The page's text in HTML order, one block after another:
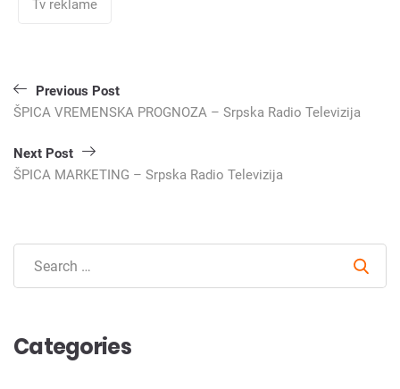
Tv reklame
Кретање
чланка
Previous Post
ŠPICA VREMENSKA PROGNOZA – Srpska Radio Televizija
Next Post
ŠPICA MARKETING – Srpska Radio Televizija
Categories